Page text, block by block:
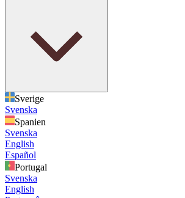
Sverige
Svenska
Spanien
Svenska
English
Español
Portugal
Svenska
English